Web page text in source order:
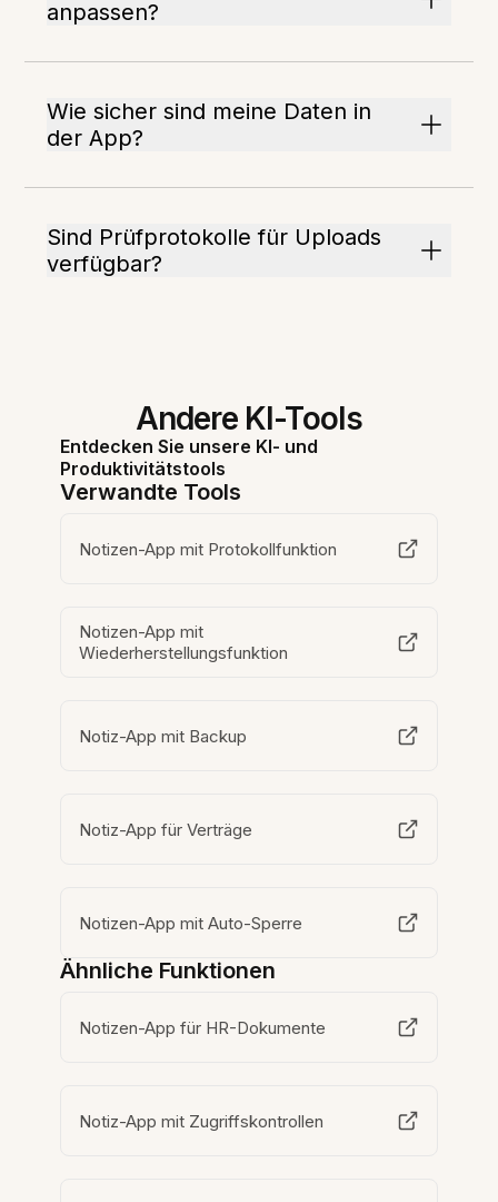
anpassen?
Wie sicher sind meine Daten in
der App?
Sind Prüfprotokolle für Uploads
verfügbar?
Andere KI-Tools
Entdecken Sie unsere KI- und
Produktivitätstools
Verwandte Tools
Notizen-App mit Protokollfunktion
Notizen-App mit
Wiederherstellungsfunktion
Notiz-App mit Backup
Notiz-App für Verträge
Notizen-App mit Auto-Sperre
Ähnliche Funktionen
Notizen-App für HR-Dokumente
Notiz-App mit Zugriffskontrollen